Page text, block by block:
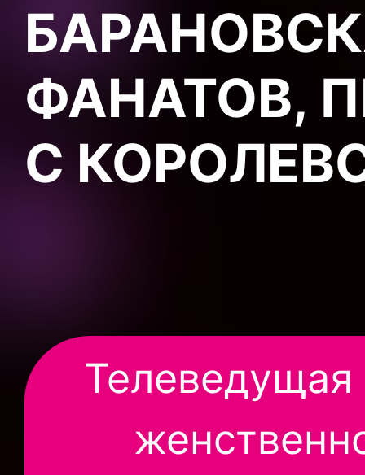
ФАНАТОВ,
С
Телеведущая